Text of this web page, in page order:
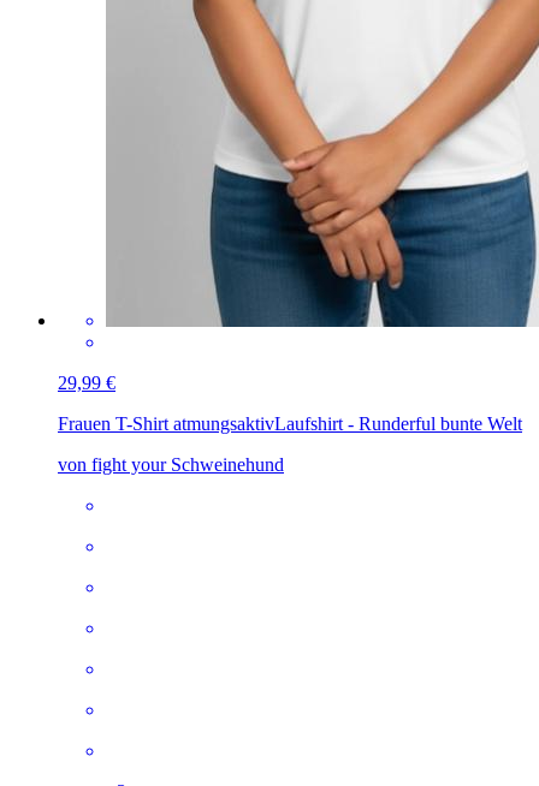
29,99 €
Frauen T-Shirt atmungsaktivLaufshirt - Runderful bunte Welt
von fight your Schweinehund